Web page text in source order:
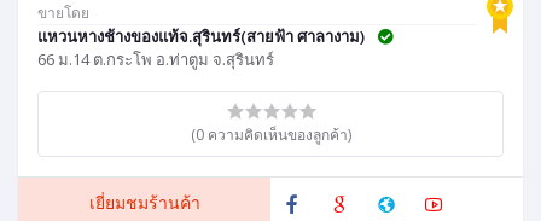
ขายโดย
แหวนหางช้างของแท้จ.สุรินทร์(สายฟ้า ศาลางาม)
66 ม.14 ต.กระโพ อ.ท่าตูม จ.สุรินทร์
(0 ความคิดเห็นของลูกค้า)
เยี่ยมชมร้านค้า